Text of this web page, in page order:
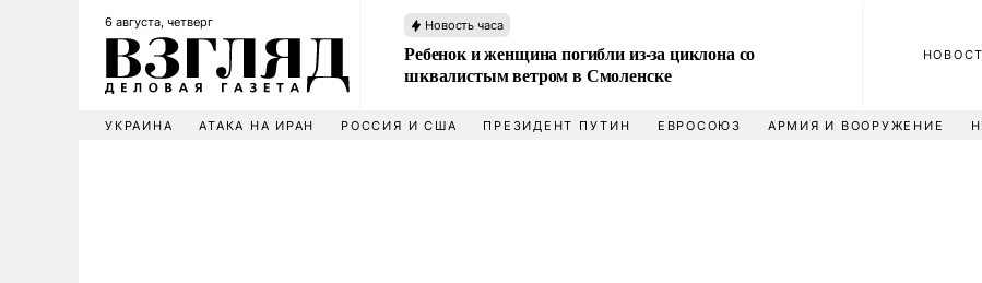
6 августа, четверг Новость часа
Ребенок и женщина погибли из-за циклона со
шквалистым ветром в Смоленске
УКРАИНА АТАКА НА ИРАН РОССИЯ И США ПРЕЗИДЕНТ ПУТИН ЕВРОСОЮЗ АРМИЯ И ВООРУЖЕНИЕ